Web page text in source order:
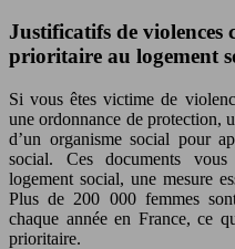
Justificatifs de violences
prioritaire au logement
Si vous êtes victime de
une ordonnance de protection,
d’un organisme social pour
social. Ces documents
logement social, une mesure
Plus de 200 000 femmes
chaque année en France, ce
prioritaire.